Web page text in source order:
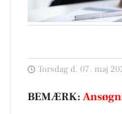
Torsdag d. 07. maj
BEMÆRK: